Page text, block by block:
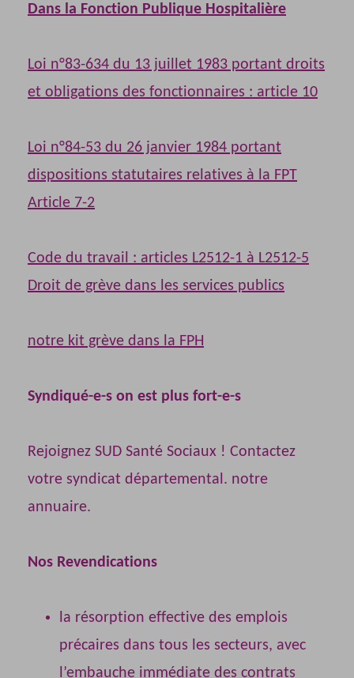
Dans la Fonction Publique Hospitalière
Loi n°83-634 du 13 juillet 1983 portant droits
et obligations des fonctionnaires : article 10
Loi n°84-53 du 26 janvier 1984 portant
dispositions statutaires relatives à la FPT
Article 7-2
Code du travail : articles L2512-1 à L2512-5
Droit de grève dans les services publics
notre kit grève dans la FPH
Syndiqué-e-s on est plus fort-e-s
Rejoignez SUD Santé Sociaux ! Contactez
votre syndicat départemental. notre
annuaire.
Nos Revendications
la résorption effective des emplois
précaires dans tous les secteurs, avec
l’embauche immédiate des contrats